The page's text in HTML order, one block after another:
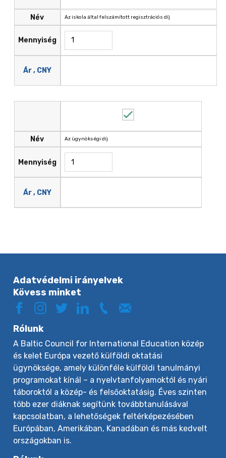
Név
Mennyiség
Ár , CNY
Az iskola által felszámított regisztrációs díj
Név
Mennyiség
Ár , CNY
Az ügynökségi díj
Adatvédelmi irányelvek
Kövess minket
Rólunk
A Baltic Council for International Education közép
és kelet Európa vezető külföldi oktatási
ügynöksége, amely különféle külföldi tanulmányi
programokat kínál – a nyelvtanfolyamoktól és nyári
táboroktól a közép- és felsőoktatásig. Éves szinten
több ezer diáknak segítünk továbbtanulásával
kapcsolatban, a lehetőségek feltérképezésében
Európában, Amerikában, Kanadában és más kedvelt
országokban is.